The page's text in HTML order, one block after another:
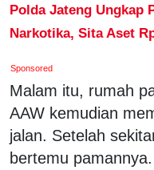
Polda Jateng Ungkap
Narkotika, Sita Aset
Sponsored
Malam itu, rumah
AAW kemudian
jalan. Setelah
bertemu